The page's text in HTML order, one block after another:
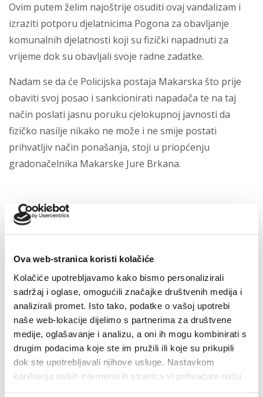
Ova web-stranica koristi kolačiće
Kolačiće upotrebljavamo kako bismo personalizirali
sadržaj i oglase, omogućili značajke društvenih medija i
analizirali promet. Isto tako, podatke o vašoj upotrebi
naše web-lokacije dijelimo s partnerima za društvene
medije, oglašavanje i analizu, a oni ih mogu kombinirati s
drugim podacima koje ste im pružili ili koje su prikupili
dok ste upotrebljavali njihove usluge. Nastavkom
korištenja naših internetskih stranica vi prihvaćate našu
Ovim putem želim najoštrije osuditi ovaj vandalizam i
izraziti potporu djelatnicima Pogona za obavljanje
komunalnih djelatnosti koji su fizički napadnuti za
vrijeme dok su obavljali svoje radne zadatke.
Nadam se da će Policijska postaja Makarska što prije
obaviti svoj posao i sankcionirati napadača te na taj
način poslati jasnu poruku cjelokupnoj javnosti da
fizičko nasilje nikako ne može i ne smije postati
prihvatljiv način ponašanja, stoji u priopćenju
gradonačelnika Makarske Jure Brkana.
Zadnje vijesti
Završeni građevinski radovi na novom futsal i dječjem
igralištu
7. kolovoza 2026.
Makarska proslavila Dan pobjede uz Marka Škugora
6. kolovoza 2026.